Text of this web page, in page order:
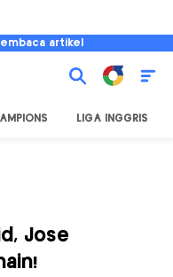
artikel
LIGA INGGRIS
Jose